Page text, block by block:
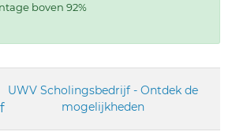
boven 92%
UWV Scholingsbedrijf - Ontdek de
mogelijkheden